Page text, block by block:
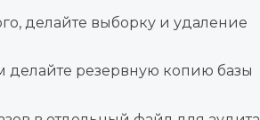
делайте выборку и удаление
резервную копию базы